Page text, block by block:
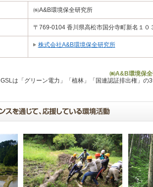
㈱A&B環境保全研究所
〒769-0104 香川県高松市国分寺町新名１０
株式会社A&B環境保全研究所
㈱A&B環境保全
GSLは「グリーン電力」「植林」「国連認証排出権」の